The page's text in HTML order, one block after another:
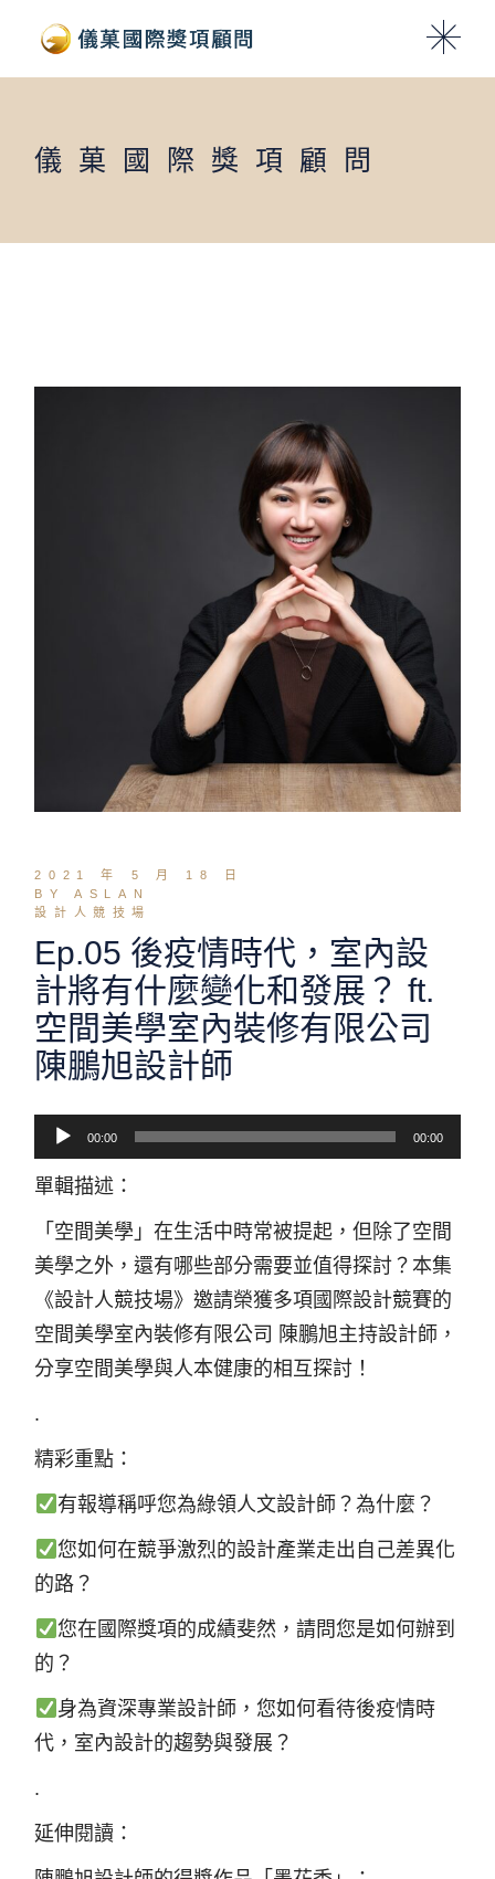
儀菓國際獎項顧問
2021 年 5 月 18 日
BY ASLAN
設計人競技場
Ep.05 後疫情時代，室內設
計將有什麼變化和發展？ ft.
空間美學室內裝修有限公司
陳鵬旭設計師
訊
播
放
器
00:00 00:00
單輯描述：
「空間美學」在生活中時常被提起，但除了空間
美學之外，還有哪些部分需要並值得探討？本集
《設計人競技場》邀請榮獲多項國際設計競賽的
空間美學室內裝修有限公司 陳鵬旭主持設計師，
分享空間美學與人本健康的相互探討！
.
精彩重點：
有報導稱呼您為綠領人文設計師？為什麼？
您如何在競爭激烈的設計產業走出自己差異化
的路？
您在國際獎項的成績斐然，請問您是如何辦到
的？
身為資深專業設計師，您如何看待後疫情時
代，室內設計的趨勢與發展？
.
延伸閱讀：